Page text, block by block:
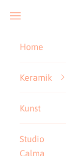
Home
Keramik
Kunst
Studio
Calma